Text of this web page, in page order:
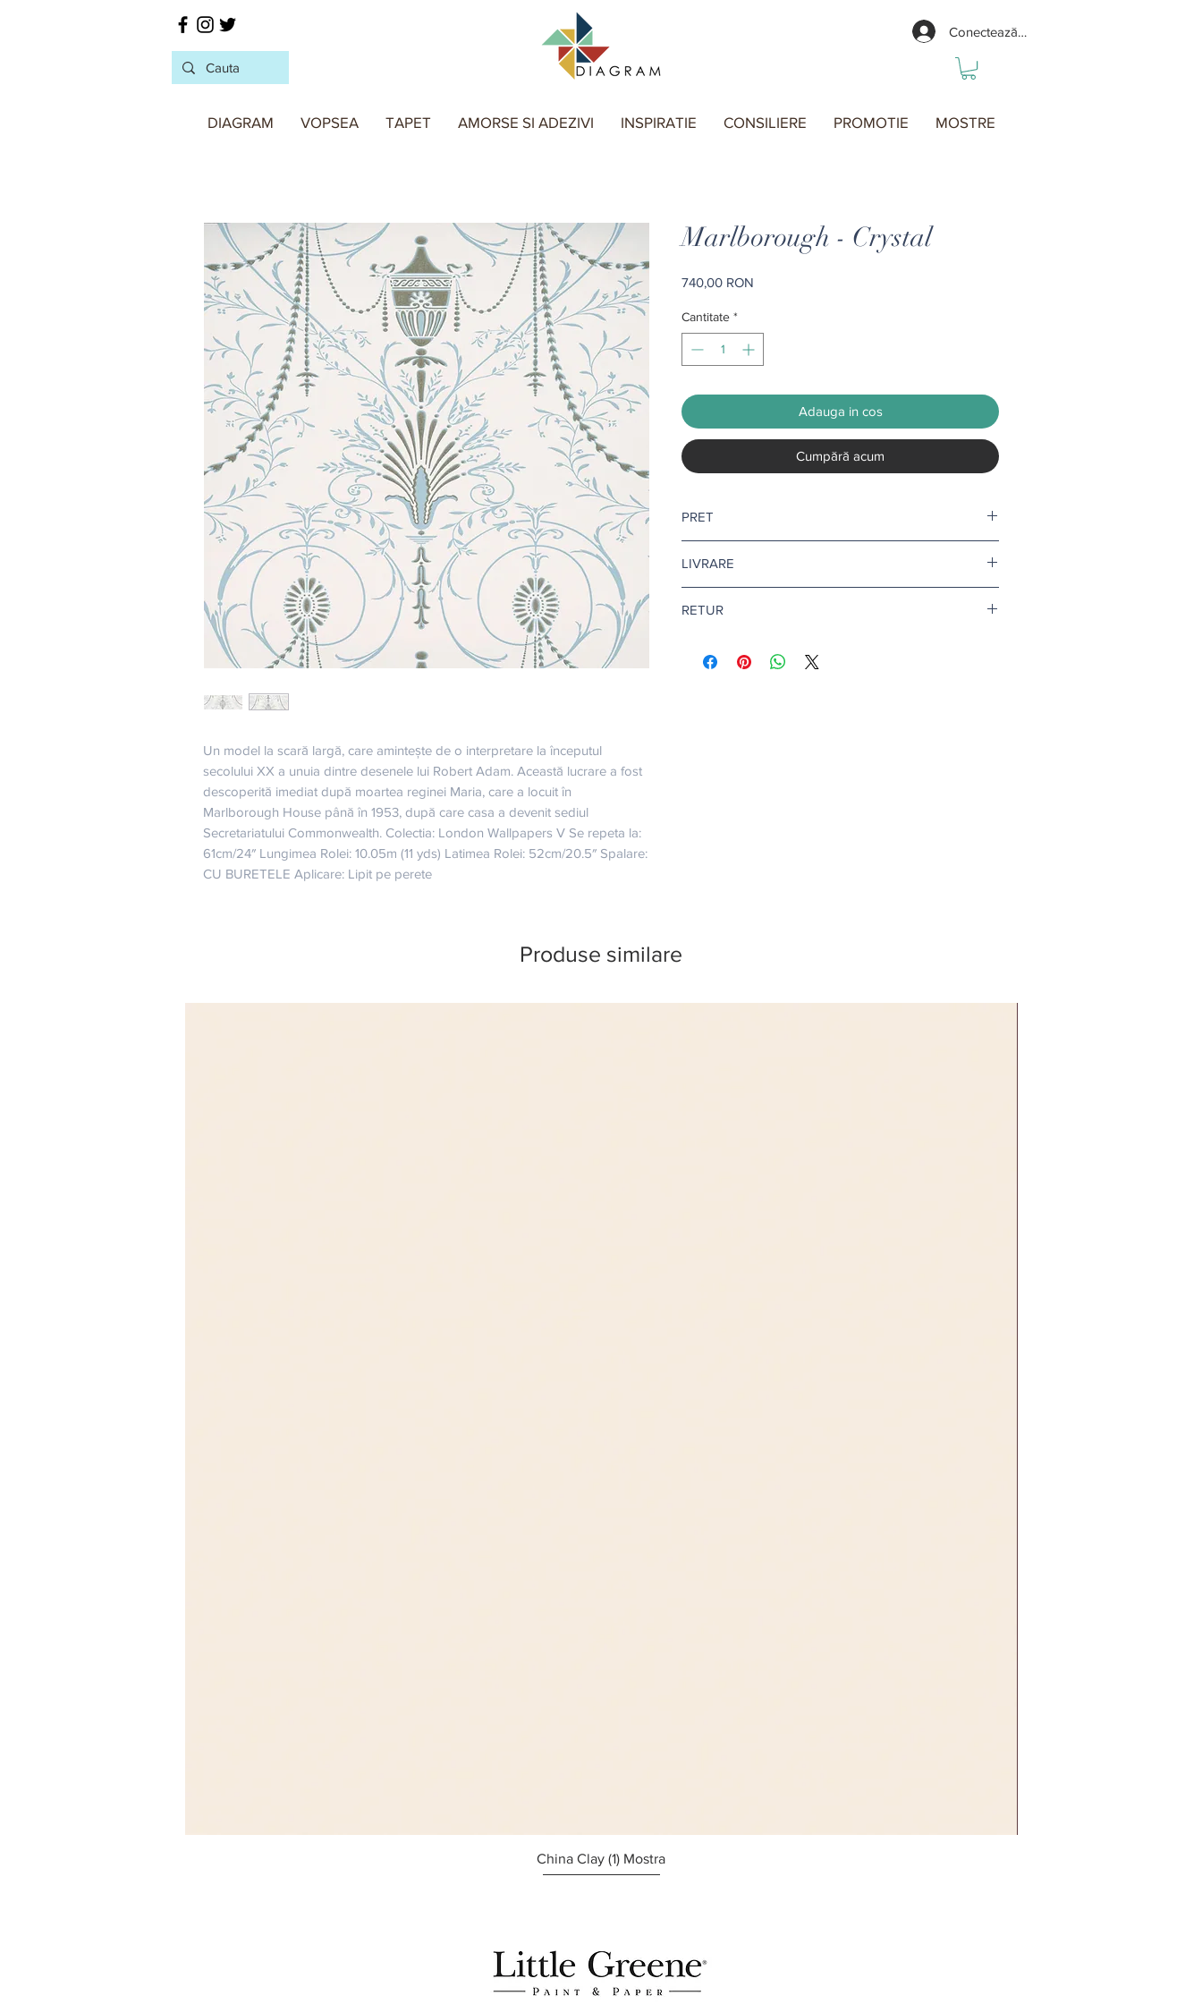
Conectează-te
DIAGRAM VOPSEA TAPET AMORSE SI ADEZIVI INSPIRATIE CONSILIERE PROMOTIE MOSTRE
Un model la scară largă, care amintește de o interpretare la începutul
secolului XX a unuia dintre desenele lui Robert Adam. Această lucrare a fost
descoperită imediat după moartea reginei Maria, care a locuit în
Marlborough House până în 1953, după care casa a devenit sediul
Secretariatului Commonwealth. Colectia: London Wallpapers V Se repeta la:
61cm/24″ Lungimea Rolei: 10.05m (11 yds) Latimea Rolei: 52cm/20.5″ Spalare:
CU BURETELE Aplicare: Lipit pe perete
Marlborough - Crystal
740,00 RON
Cantitate *
Adauga in cos
Cumpără acum
PRET
LIVRARE
Pentru tapet si adeziv tapet, termenul de livrare este de
Citeste mai multeaici
RETUR
Afla mai multe
aici
Produse similare
Afișare rapidă
China Clay (1) Mostra